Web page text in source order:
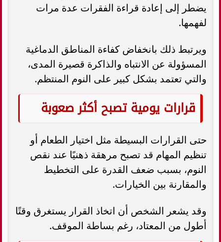
يضطر إلى إعادة قراءة الفقرات عدة مرات
لفهمها.
ويرتبط ذلك بانخفاض كفاءة المناطق الدماغية
المسؤولة عن الانتباه والذاكرة قصيرة المدى،
والتي تعتمد بشكل كبير على النوم المنتظم.
قرارات يومية تصبح أكثر صعوبة
حتى القرارات البسيطة مثل اختيار الطعام أو
تنظيم المهام قد تصبح مرهقة ذهنيًا عند نقص
النوم، بسبب ضعف القدرة على التخطيط
والمقارنة بين الخيارات.
وقد يشعر الشخص أن اتخاذ القرار يستغرق وقتًا
أطول من المعتاد، رغم بساطة الموقف.